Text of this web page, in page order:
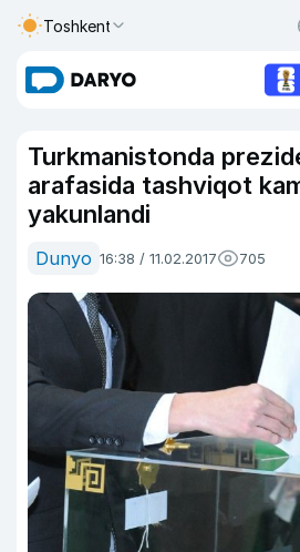
Toshkent
Turkmanistonda
arafasida tashviqot
yakunlandi
Dunyo 16:38 / 11.02.2017 705